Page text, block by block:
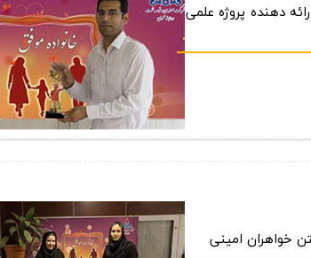
دهنده پروژه علمی
خواهران امینی